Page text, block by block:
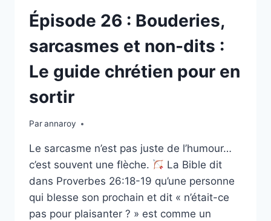
DE
DIEU,
LA
SEMBLE
Épisode 26 : Bouderies,
sarcasmes et non-dits :
Le guide chrétien pour en
sortir
Parannaroy
Le sarcasme n’est pas juste de l’humour…
c’est souvent une flèche.
La Bible dit
dans Proverbes 26:18-19 qu’une personne
qui blesse son prochain et dit « n’était-ce
pas pour plaisanter ? » est comme un